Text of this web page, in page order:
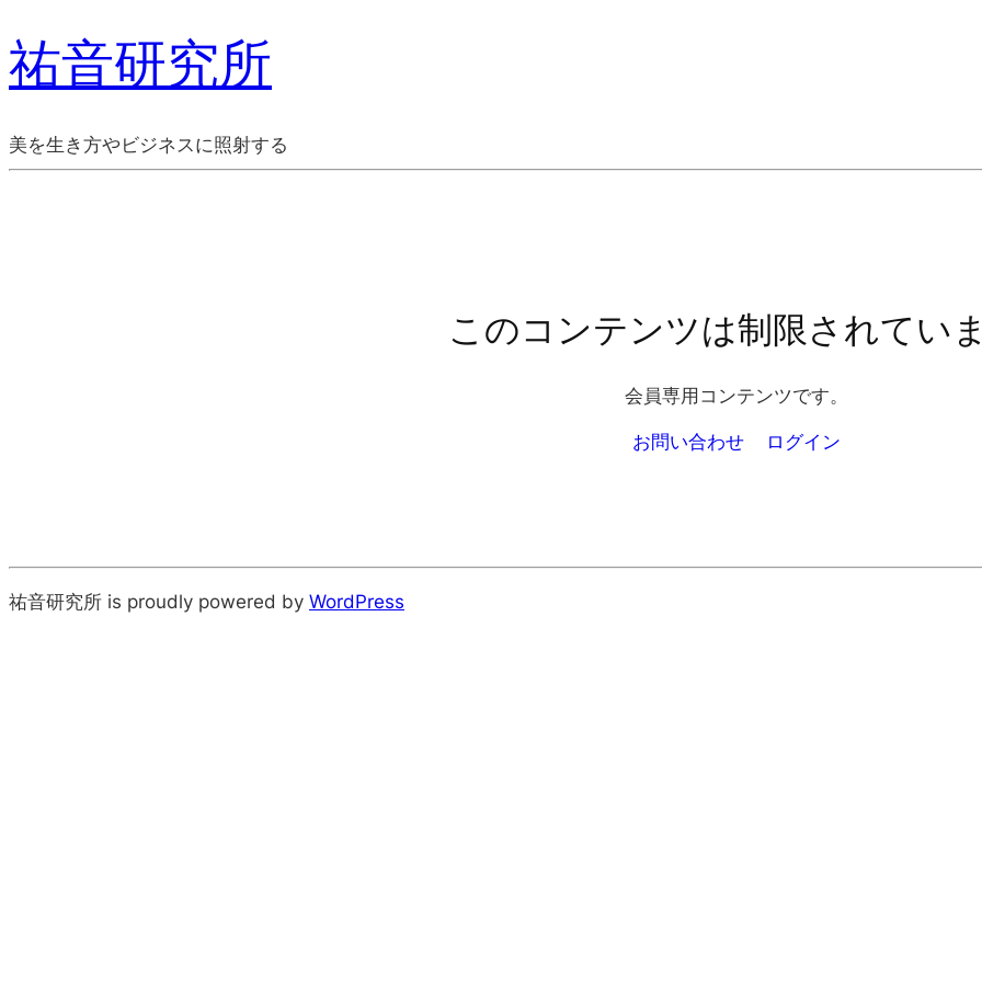
祐音研究所
美を生き方やビジネスに照射する
このコンテンツは制限されてい
会員専用コンテンツです。
お問い合わせ ログイン
祐音研究所 is proudly powered by WordPress